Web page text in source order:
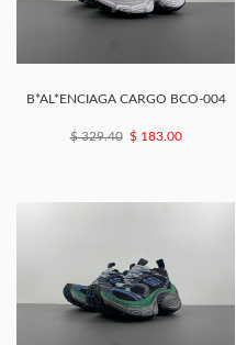
B*AL*ENCIAGA CARGO BCO-004
$ 329.40 $ 183.00